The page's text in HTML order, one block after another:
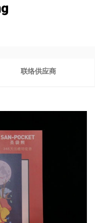
联络供应商